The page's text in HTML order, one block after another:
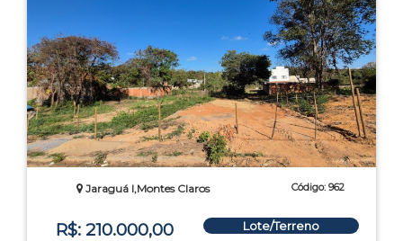
Jaraguá I,Montes Claros Código: 962
R$: 210.000,00 Lote/Terreno